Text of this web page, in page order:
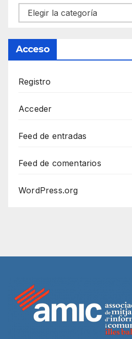
Categorías
Acceso
Registro
Acceder
Feed de entradas
Feed de comentarios
WordPress.org